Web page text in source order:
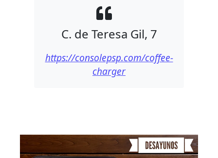
C. de Teresa Gil, 7
https://consolepsp.com/coffee-
charger